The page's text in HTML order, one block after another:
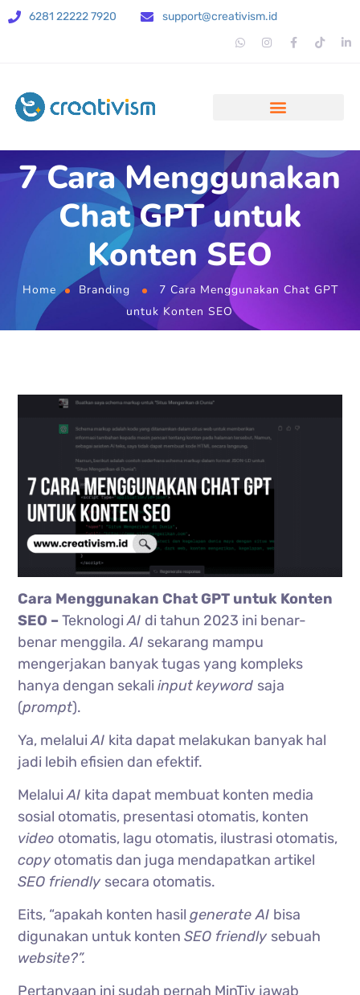
6281 22222 7920 support@creativism.id
7 Cara Menggunakan
Chat GPT untuk
Konten SEO
Home Branding
7 Cara Menggunakan Chat GPT
untuk Konten SEO
Cara Menggunakan Chat GPT untuk Konten
SEO –TeknologiAI di tahun 2023 ini benar-
benar menggila.AI sekarang mampu
mengerjakan banyak tugas yang kompleks
hanya dengan sekaliinput keyword saja
(prompt).
Ya, melaluiAI kita dapat melakukan banyak hal
jadi lebih efisien dan efektif.
MelaluiAI kita dapat membuat konten media
sosial otomatis, presentasi otomatis, konten
video otomatis, lagu otomatis, ilustrasi otomatis,
copy otomatis dan juga mendapatkan artikel
SEO friendly secara otomatis.
Eits, “apakah konten hasilgenerate AI bisa
digunakan untuk kontenSEO friendly sebuah
website?”.
Pertanyaan ini sudah pernah MinTiv jawab